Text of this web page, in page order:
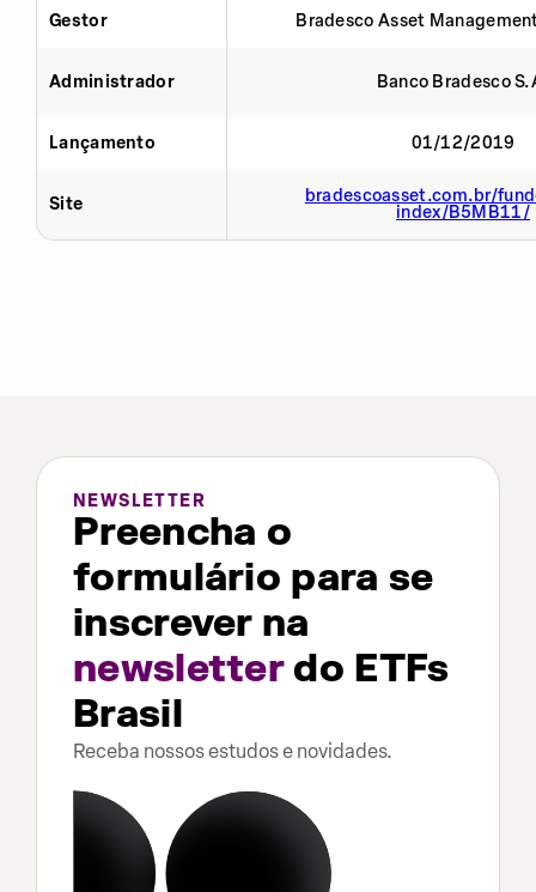
Gestor Bradesco Asset
Administrador Banco Bradesco
Lançamento 01/12/2019
Site
bradescoasset.com.br/
index/B5MB11/
NEWSLETTER
Preencha o
formulário para se
inscrever na
newsletterdo ETFs
Brasil
Receba nossos estudos e novidades.